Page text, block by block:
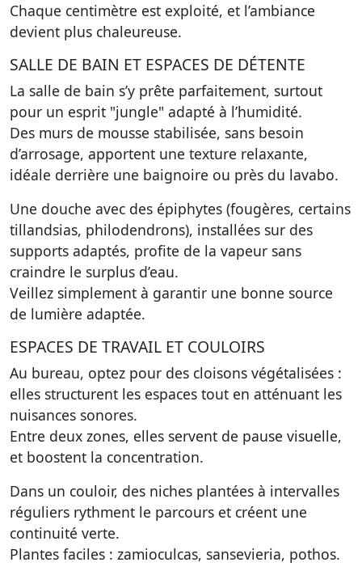
Chaque centimètre est exploité, et l’ambiance
devient plus chaleureuse.
SALLE DE BAIN ET ESPACES DE DÉTENTE
La salle de bain s’y prête parfaitement, surtout
pour un esprit "jungle" adapté à l’humidité.
Des murs de mousse stabilisée, sans besoin
d’arrosage, apportent une texture relaxante,
idéale derrière une baignoire ou près du lavabo.
Une douche avec des épiphytes (fougères, certains
tillandsias, philodendrons), installées sur des
supports adaptés, profite de la vapeur sans
craindre le surplus d’eau.
Veillez simplement à garantir une bonne source
de lumière adaptée.
ESPACES DE TRAVAIL ET COULOIRS
Au bureau, optez pour des cloisons végétalisées :
elles structurent les espaces tout en atténuant les
nuisances sonores.
Entre deux zones, elles servent de pause visuelle,
et boostent la concentration.
Dans un couloir, des niches plantées à intervalles
réguliers rythment le parcours et créent une
continuité verte.
Plantes faciles : zamioculcas, sansevieria, pothos.